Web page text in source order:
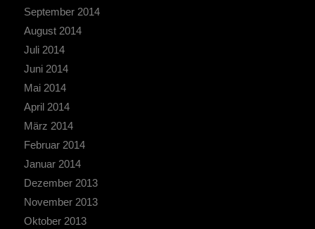
September 2014
August 2014
Juli 2014
Juni 2014
Mai 2014
April 2014
März 2014
Februar 2014
Januar 2014
Dezember 2013
November 2013
Oktober 2013